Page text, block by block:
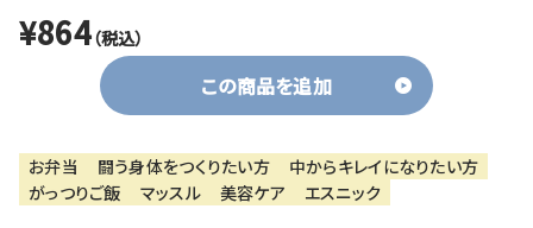
¥864（税込）
この商品を追加
お弁当 闘う身体をつくりたい方
中からキレイになりたい方
がっつりご飯
マッスル 美容ケア エスニック